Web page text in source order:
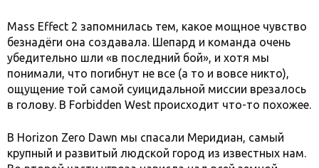
Mass Effect 2 запомнилась тем, какое мощное чувство
безнадёги она создавала. Шепард и команда очень
убедительно шли «в последний бой», и хотя мы
понимали, что погибнут не все (а то и вовсе никто),
ощущение той самой суицидальной миссии врезалось
в голову. В Forbidden West происходит что-то похожее.
В Horizon Zero Dawn мы спасали Меридиан, самый
крупный и развитый людской город из известных нам.